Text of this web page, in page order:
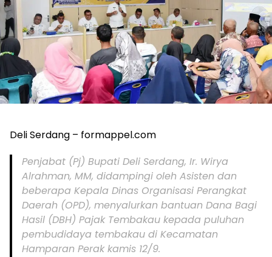
Deli Serdang – formappel.com
Penjabat (Pj) Bupati Deli Serdang, Ir. Wirya
Alrahman, MM, didampingi oleh Asisten dan
beberapa Kepala Dinas Organisasi Perangkat
Daerah (OPD), menyalurkan bantuan Dana Bagi
Hasil (DBH) Pajak Tembakau kepada puluhan
pembudidaya tembakau di Kecamatan
Hamparan Perak kamis 12/9.